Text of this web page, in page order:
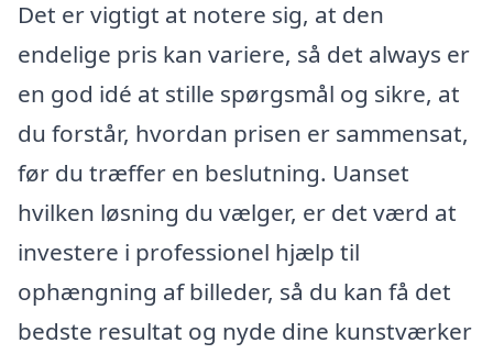
Det er vigtigt at notere sig, at den
endelige pris kan variere, så det always er
en god idé at stille spørgsmål og sikre, at
du forstår, hvordan prisen er sammensat,
før du træffer en beslutning. Uanset
hvilken løsning du vælger, er det værd at
investere i professionel hjælp til
ophængning af billeder, så du kan få det
bedste resultat og nyde dine kunstværker